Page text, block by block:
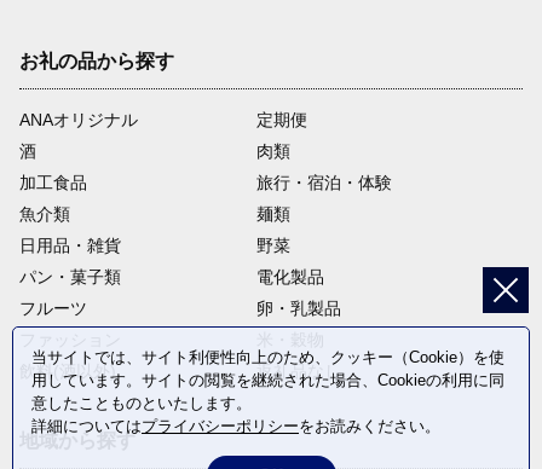
お礼の品から探す
ANAオリジナル
定期便
酒
肉類
加工食品
旅行・宿泊・体験
魚介類
麺類
日用品・雑貨
野菜
パン・菓子類
電化製品
フルーツ
卵・乳製品
飲料(酒以外)
返礼品なし
地域から探す
当サイトでは、サイト利便性向上のため、クッキー（Cookie）を使
用しています。サイトの閲覧を継続された場合、Cookieの利用に同
意したことものといたします。
詳細についてはプライバシーポリシーをお読みください。